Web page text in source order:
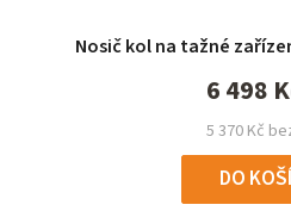
Nosič kol na tažné
5 370 Kč
6 498
DO